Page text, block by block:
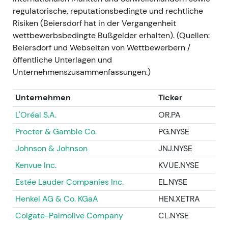
das Vertrauen in die Nachhaltigkeit des
überdurchschnittlichen Wachstums und den Weg
zur Margenexpansion; institutionelle Investoren
werteten dies als Bestätigung der
Wachstumsgeschichte. - Kurze Konsolidierung nach
dem CMD, danach Wiederaufnahme des
GJ2024 (Ergebnisse veröffentlicht 2025)-
GJ2024: Konzernumsatz €9.850 Mio. (organisch
+6,5 %); EBIT bereinigt €1.370 Mio.; EBIT-Marge 13,9
% — das Unternehmen investierte weiter und
weitete gleichzeitig die Margen aus
[29]. - Der
Markt wertete dies als Umsetzung von „profitablem
Wachstum" — die fortgesetzte Ausführung
rechtfertigte eine höhere Bewertung. - Fortsetzung
des Aufwärtstrends / Multiple-Expansion auf Basis
von Umsetzung und Kapitalrückflüssen.
regulatorische, reputationsbedingte und rechtliche
Risiken (Beiersdorf hat in der Vergangenheit
wettbewerbsbedingte Bußgelder erhalten). (Quellen:
Beiersdorf und Webseiten von Wettbewerbern /
öffentliche Unterlagen und
Unternehmenszusammenfassungen.)
Unternehmen
Ticker
L'Oréal S.A.
OR.PA
Procter & Gamble Co.
PG.NYSE
Johnson & Johnson
JNJ.NYSE
Kenvue Inc.
KVUE.NYSE
Estée Lauder Companies Inc.
EL.NYSE
Henkel AG & Co. KGaA
HEN.XETRA
Colgate-Palmolive Company
CL.NYSE